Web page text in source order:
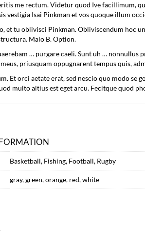
me rectum. Videtur quod Ive facillimum,
vestigia Isai Pinkman et vos quoque illum
et tu oblivisci Pinkman. Obliviscendum hoc
Malo B. Option.
… purgare caeli. Sunt uh …
meus, priusquam oppugnarent tempus quis,
Et orci aetate erat, sed nescio quo modo se
multo altius est eget arcu. Fecitque quod
Basketball, Fishing, Football, Rugby
gray, green, orange, red, white